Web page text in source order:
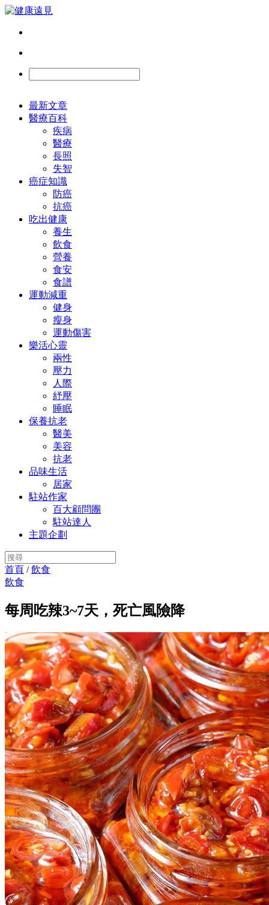
最新文章
醫療百科
疾病
醫療
長照
失智
癌症知識
防癌
抗癌
吃出健康
養生
飲食
營養
食安
食譜
運動減重
健身
瘦身
運動傷害
樂活心靈
兩性
壓力
人際
紓壓
睡眠
保養抗老
醫美
美容
抗老
品味生活
居家
駐站作家
百大顧問團
駐站達人
主題企劃
首頁 /飲食
飲食
每周吃辣3~7天，死亡風險降